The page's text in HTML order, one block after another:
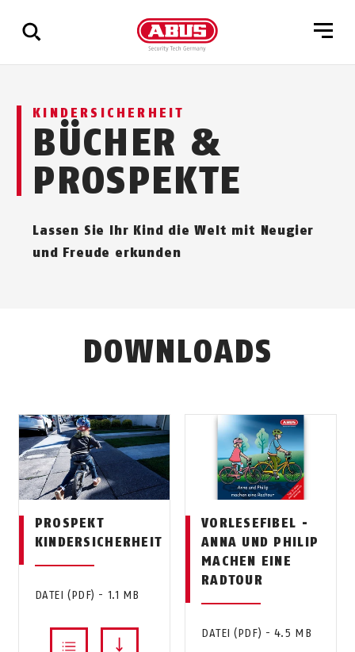
alle
Ergebnisse
KINDERSICHERHEIT
BÜCHER &
PROSPEKTE
Lassen Sie Ihr Kind die Welt mit Neugier
und Freude erkunden
DOWNLOADS
PROSPEKT
KINDERSICHERHEIT
DATEI (PDF) - 1.1 MB
VORLESEFIBEL -
ANNA UND PHILIP
MACHEN EINE
RADTOUR
DATEI (PDF) - 4.5 MB